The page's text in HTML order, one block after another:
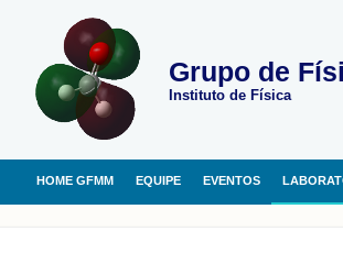
Grupo de
Instituto de Física
HOME GFMM EQUIPE EVENTOS